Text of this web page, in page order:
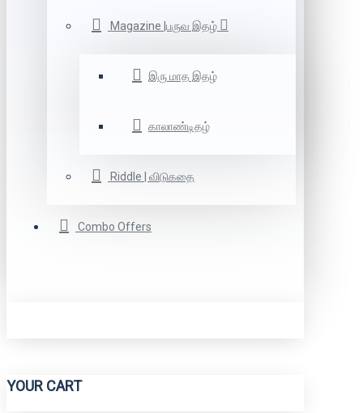
Magazine |பருவ இதழ்
இரு மாத இதழ்
காலாண்டிதழ்
Riddle | விடுகதை
Combo Offers
YOUR CART